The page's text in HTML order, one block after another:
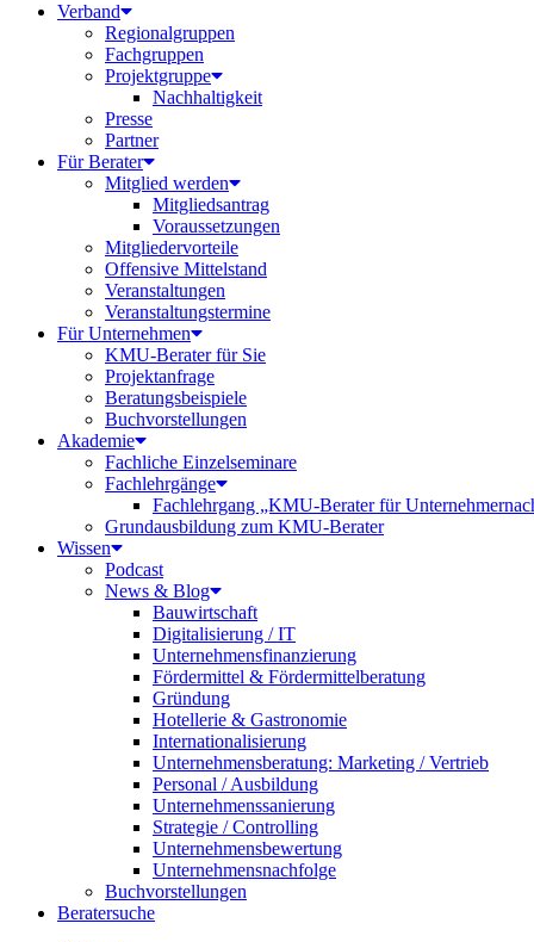
Verband
Regionalgruppen
Fachgruppen
Projektgruppe
Nachhaltigkeit
Presse
Partner
Für Berater
Mitglied werden
Mitgliedsantrag
Voraussetzungen
Mitgliedervorteile
Offensive Mittelstand
Veranstaltungen
Veranstaltungstermine
Für Unternehmen
KMU-Berater für Sie
Projektanfrage
Beratungsbeispiele
Buchvorstellungen
Akademie
Fachliche Einzelseminare
Fachlehrgänge
Fachlehrgang „KMU-Berater für
Grundausbildung zum KMU-Berater
Wissen
Podcast
News & Blog
Bauwirtschaft
Digitalisierung / IT
Unternehmensfinanzierung
Fördermittel & Fördermittelberatung
Gründung
Hotellerie & Gastronomie
Internationalisierung
Unternehmensberatung: Marketing / Vertrieb
Personal / Ausbildung
Unternehmenssanierung
Strategie / Controlling
Unternehmensbewertung
Unternehmensnachfolge
Buchvorstellungen
Beratersuche